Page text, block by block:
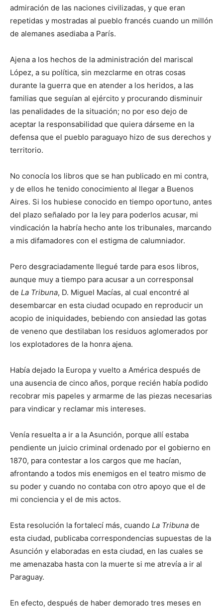
admiración de las naciones civilizadas, y que eran
repetidas y mostradas al pueblo francés cuando un millón
de alemanes asediaba a París.
Ajena a los hechos de la administración del mariscal
López, a su política, sin mezclarme en otras cosas
durante la guerra que en atender a los heridos, a las
familias que seguían al ejército y procurando disminuir
las penalidades de la situación; no por eso dejo de
aceptar la responsabilidad que quiera dárseme en la
defensa que el pueblo paraguayo hizo de sus derechos y
territorio.
No conocía los libros que se han publicado en mi contra,
y de ellos he tenido conocimiento al llegar a Buenos
Aires. Si los hubiese conocido en tiempo oportuno, antes
del plazo señalado por la ley para poderlos acusar, mi
vindicación la habría hecho ante los tribunales, marcando
a mis difamadores con el estigma de calumniador.
Pero desgraciadamente llegué tarde para esos libros,
aunque muy a tiempo para acusar a un corresponsal
de La Tribuna, D. Miguel Macías, al cual encontré al
desembarcar en esta ciudad ocupado en reproducir un
acopio de iniquidades, bebiendo con ansiedad las gotas
de veneno que destilaban los residuos aglomerados por
los explotadores de la honra ajena.
Había dejado la Europa y vuelto a América después de
una ausencia de cinco años, porque recién había podido
recobrar mis papeles y armarme de las piezas necesarias
para vindicar y reclamar mis intereses.
Venía resuelta a ir a la Asunción, porque allí estaba
pendiente un juicio criminal ordenado por el gobierno en
1870, para contestar a los cargos que me hacían,
afrontando a todos mis enemigos en el teatro mismo de
su poder y cuando no contaba con otro apoyo que el de
mi conciencia y el de mis actos.
Esta resolución la fortalecí más, cuando La Tribuna de
esta ciudad, publicaba correspondencias supuestas de la
Asunción y elaboradas en esta ciudad, en las cuales se
me amenazaba hasta con la muerte si me atrevía a ir al
Paraguay.
En efecto, después de haber demorado tres meses en